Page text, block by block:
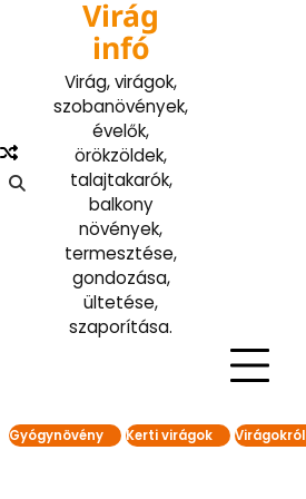
Virág
infó
Virág, virágok,
szobanövények,
évelők,
örökzöldek,
talajtakarók,
balkony
növények,
termesztése,
gondozása,
ültetése,
szaporítása.
Gyógynövény Kerti virágok Virágokról